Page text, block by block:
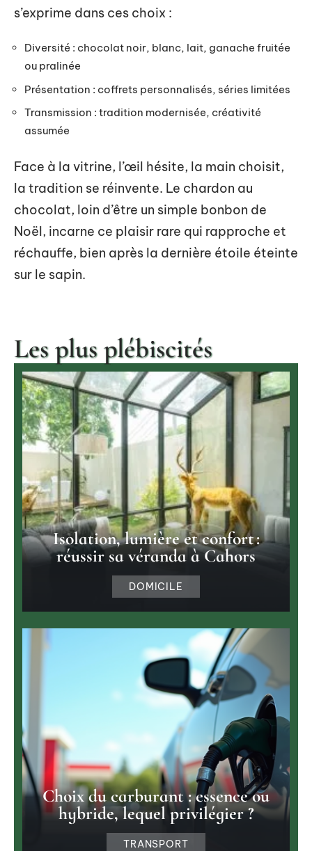
s’exprime dans ces choix :
Diversité : chocolat noir, blanc, lait, ganache fruitée
ou pralinée
Présentation : coffrets personnalisés, séries limitées
Transmission : tradition modernisée, créativité
assumée
Face à la vitrine, l’œil hésite, la main choisit,
la tradition se réinvente. Le chardon au
chocolat, loin d’être un simple bonbon de
Noël, incarne ce plaisir rare qui rapproche et
réchauffe, bien après la dernière étoile éteinte
sur le sapin.
Les plus plébiscités
Isolation, lumière et confort :
réussir sa véranda à Cahors
DOMICILE
Choix du carburant : essence ou
hybride, lequel privilégier ?
TRANSPORT